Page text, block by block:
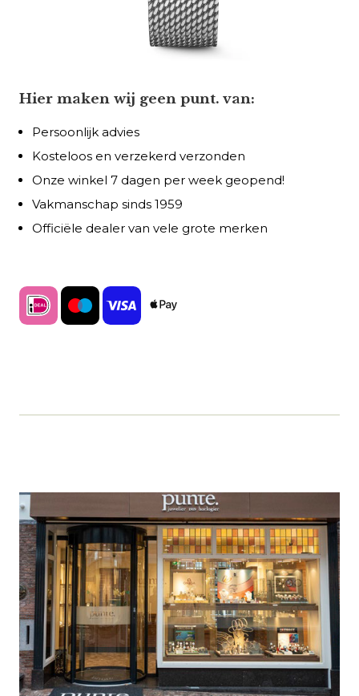
Hier maken wij geen punt. van:
Persoonlijk advies
Kosteloos en verzekerd verzonden
Onze winkel 7 dagen per week geopend!
Vakmanschap sinds 1959
Officiële dealer van vele grote merken